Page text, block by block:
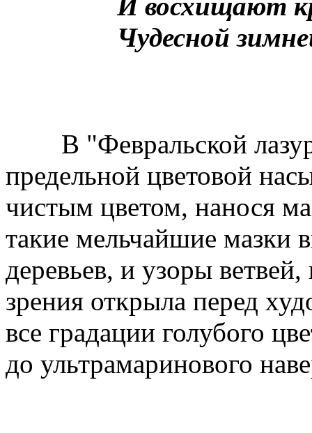
И восхищают
Чудесной
В "Февральской
предельной цветовой
чистым цветом, нанося
такие мельчайшие мазки
деревьев, и узоры
зрения открыла перед
все градации голубого
до ультрамаринового